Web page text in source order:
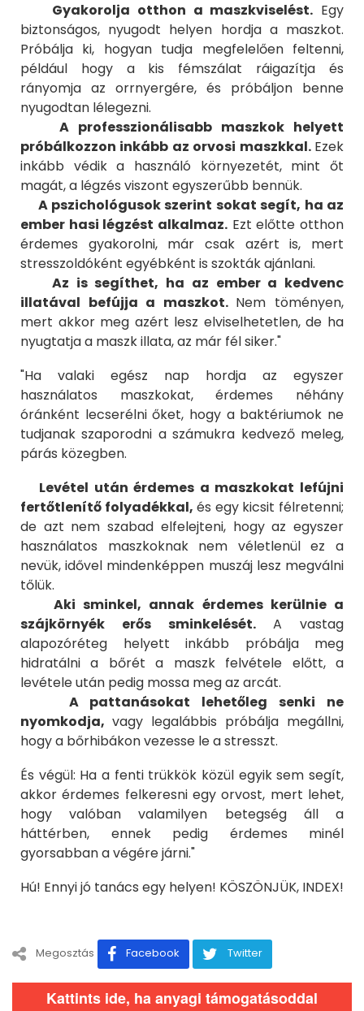
Gyakorolja otthon a maszkviselést. Egy
biztonságos, nyugodt helyen hordja a maszkot.
Próbálja ki, hogyan tudja megfelelően feltenni,
például hogy a kis fémszálat ráigazítja és
rányomja az orrnyergére, és próbáljon benne
nyugodtan lélegezni.
A professzionálisabb maszkok helyett
próbálkozzon inkább az orvosi maszkkal. Ezek
inkább védik a használó környezetét, mint őt
magát, a légzés viszont egyszerűbb bennük.
A pszichológusok szerint sokat segít, ha az
ember hasi légzést alkalmaz. Ezt előtte otthon
érdemes gyakorolni, már csak azért is, mert
stresszoldóként egyébként is szokták ajánlani.
Az is segíthet, ha az ember a kedvenc
illatával befújja a maszkot. Nem töményen,
mert akkor meg azért lesz elviselhetetlen, de ha
nyugtatja a maszk illata, az már fél siker."
"Ha valaki egész nap hordja az egyszer
használatos maszkokat, érdemes néhány
óránként lecserélni őket, hogy a baktériumok ne
tudjanak szaporodni a számukra kedvező meleg,
párás közegben.
Levétel után érdemes a maszkokat lefújni
fertőtlenítő folyadékkal, és egy kicsit félretenni;
de azt nem szabad elfelejteni, hogy az egyszer
használatos maszkoknak nem véletlenül ez a
nevük, idővel mindenképpen muszáj lesz megválni
tőlük.
Aki sminkel, annak érdemes kerülnie a
szájkörnyék erős sminkelését. A vastag
alapozóréteg helyett inkább próbálja meg
hidratálni a bőrét a maszk felvétele előtt, a
levétele után pedig mossa meg az arcát.
A pattanásokat lehetőleg senki ne
nyomkodja, vagy legalábbis próbálja megállni,
hogy a bőrhibákon vezesse le a stresszt.
És végül: Ha a fenti trükkök közül egyik sem segít,
akkor érdemes felkeresni egy orvost, mert lehet,
hogy valóban valamilyen betegség áll a
háttérben, ennek pedig érdemes minél
gyorsabban a végére járni."
Hú! Ennyi jó tanács egy helyen! KÖSZÖNJÜK, INDEX!
Megosztás Facebook Twitter
Kattints ide, ha anyagi támogatásoddal